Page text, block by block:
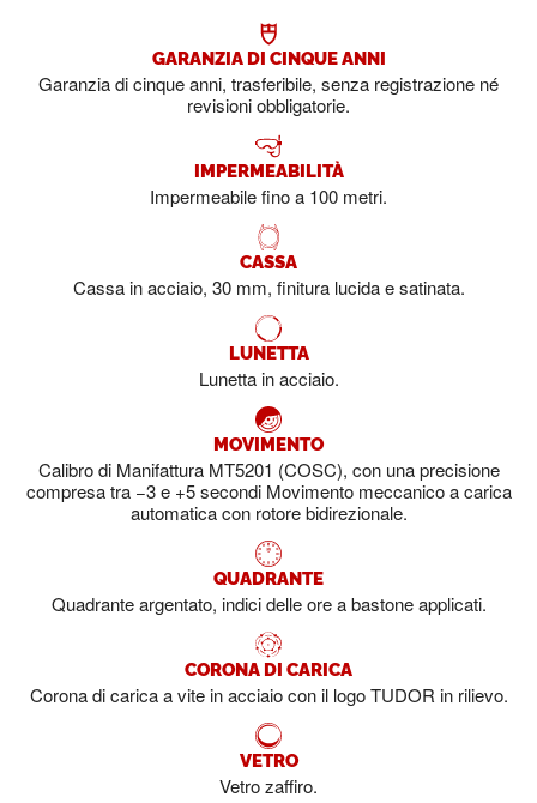
GARANZIA DI CINQUE ANNI
Garanzia di cinque anni, trasferibile, senza registrazione né
revisioni obbligatorie.
IMPERMEABILITÀ
Impermeabile fino a 100 metri.
CASSA
Cassa in acciaio, 30 mm, finitura lucida e satinata.
LUNETTA
Lunetta in acciaio.
MOVIMENTO
Calibro di Manifattura MT5201 (COSC), con una precisione
compresa tra −3 e +5 secondi Movimento meccanico a carica
automatica con rotore bidirezionale.
QUADRANTE
Quadrante argentato, indici delle ore a bastone applicati.
CORONA DI CARICA
Corona di carica a vite in acciaio con il logo TUDOR in rilievo.
VETRO
Vetro zaffiro.